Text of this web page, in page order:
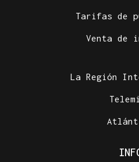
Tarifas de
Venta de
La Región